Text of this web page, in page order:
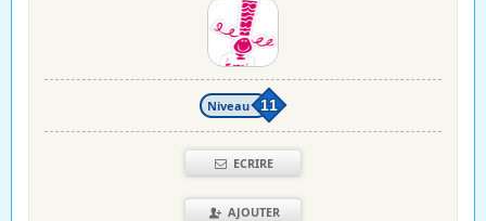
Niveau 11
ECRIRE
AJOUTER